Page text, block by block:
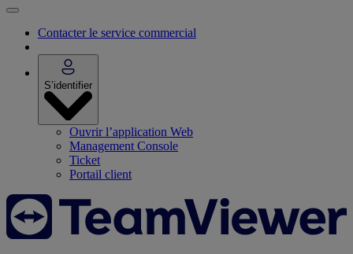
Contacter le service commercial
S’identifier
Ouvrir l’application Web
Management Console
Ticket
Portail client